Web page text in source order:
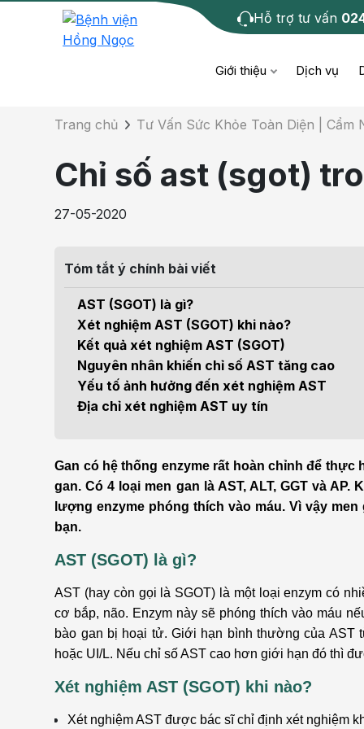
Hỗ trợ tư vấn
Giới thiệu Dịch vụ
Cơ xương khớp
Tiêm chủng
Tầm soát ung thư
Điện quang can thiệp
Thẩm mỹ
Nội Tiết
Cấp cứu - Hồi sức tích
Vật
Chi tiết bài tư
Trang chủ Tư Vấn Sức Khỏe Toàn Diện | Cẩm
Chỉ số ast (sgot)
27-05-2020
Tóm tắt ý chính bài viết
AST (SGOT) là gì?
Xét nghiệm AST (SGOT) khi nào?
Kết quả xét nghiệm AST (SGOT)
Nguyên nhân khiến chỉ số AST tăng cao
Yếu tố ảnh hưởng đến xét nghiệm AST
Địa chỉ xét nghiệm AST uy tín
Gan có hệ thống enzyme rất hoàn chỉnh để
gan. Có 4 loại men gan là AST, ALT, GGT và
lượng enzyme phóng thích vào máu. Vì vậy
bạn.
AST (SGOT) là gì?
AST (hay còn gọi là SGOT) là một loại enzym có
cơ bắp, não. Enzym này sẽ phóng thích vào máu
bào gan bị hoại tử. Giới hạn bình thường của
hoặc UI/L. Nếu chỉ số AST cao hơn giới hạn đó thì
Xét nghiệm AST (SGOT) khi nào?
Xét nghiệm AST được bác sĩ chỉ định xét nghiệm